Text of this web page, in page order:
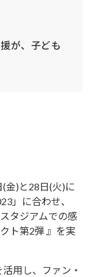
が、子ども
金)と28日(火)に
」に合わせ、
タジアムでの感
ト第2弾 』を実
用し、ファン・